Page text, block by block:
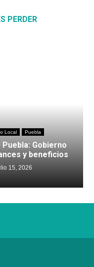
PERDER
Local Puebla
Puebla: Gobierno
y beneficios
15, 2026